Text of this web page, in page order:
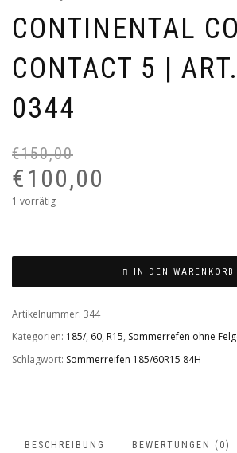
CONTINENTAL
CONTACT 5 |
0344
€150,00
€100,00
1 vorrätig
IN DEN WARENKORB
Artikelnummer: 344
Kategorien: 185/, 60, R15, Sommerrefen ohne
Schlagwort: Sommerreifen 185/60R15 84H
BESCHREIBUNG BEWERTUNGEN (0)